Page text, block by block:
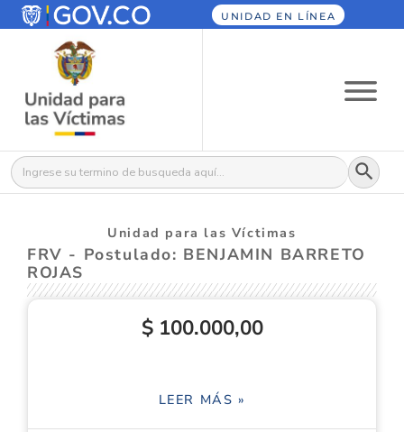
UNIDAD EN LÍNEA
Buscar: Botón
Unidad para las Víctimas
FRV - Postulado: BENJAMIN BARRETO
ROJAS
$ 100.000,00
LEER MÁS »